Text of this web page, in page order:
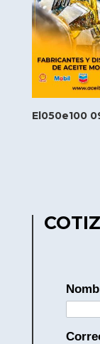
El050e100